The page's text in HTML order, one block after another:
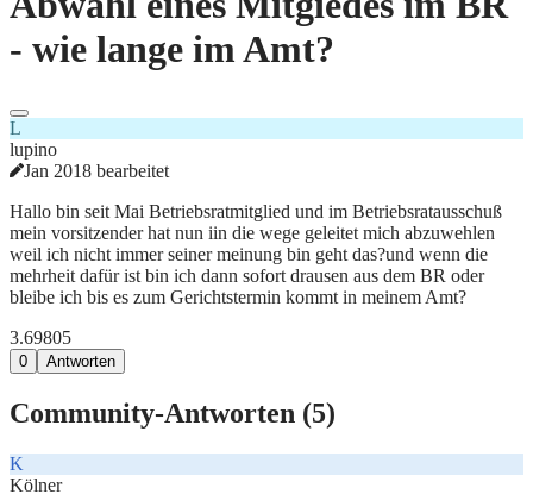
- wie lange im Amt?
L
lupino
Jan 2018 bearbeitet
Hallo bin seit Mai Betriebsratmitglied und im Betriebsratausschuß
mein vorsitzender hat nun iin die wege geleitet mich abzuwehlen
weil ich nicht immer seiner meinung bin geht das?und wenn die
mehrheit dafür ist bin ich dann sofort drausen aus dem BR oder
bleibe ich bis es zum Gerichtstermin kommt in meinem Amt?
3.69805
0 Antworten
Community-Antworten (5)
K
Kölner